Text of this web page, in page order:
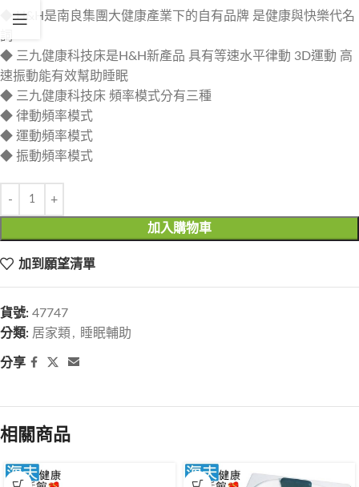
◆ H&H是南良集團大健康產業下的自有品牌 是健康與快樂代名
◆ 三九健康科技床是H&H新產品 具有等速水平律動 3D運動 高
速振動能有效幫助睡眠
◆ 三九健康科技床 頻率模式分有三種
◆ 律動頻率模式
◆ 運動頻率模式
◆ 振動頻率模式
加入購物車
加到願望清單
貨號: 47747
分類: 居家類 , 睡眠輔助
分享
相關商品